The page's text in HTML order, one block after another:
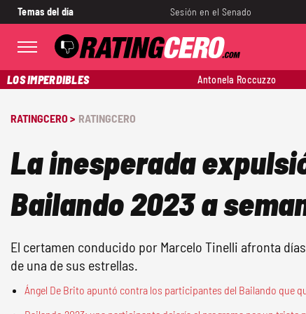
Temas del día Sesión en el Senado
LOS IMPERDIBLES Antonela Roccuzzo
RATINGCERO > RATINGCERO
La inesperada
Bailando 2023 a
El certamen conducido por Marcelo Tinelli afronta
de una de sus estrellas.
Ángel De Brito apuntó contra los participantes del Bailando que